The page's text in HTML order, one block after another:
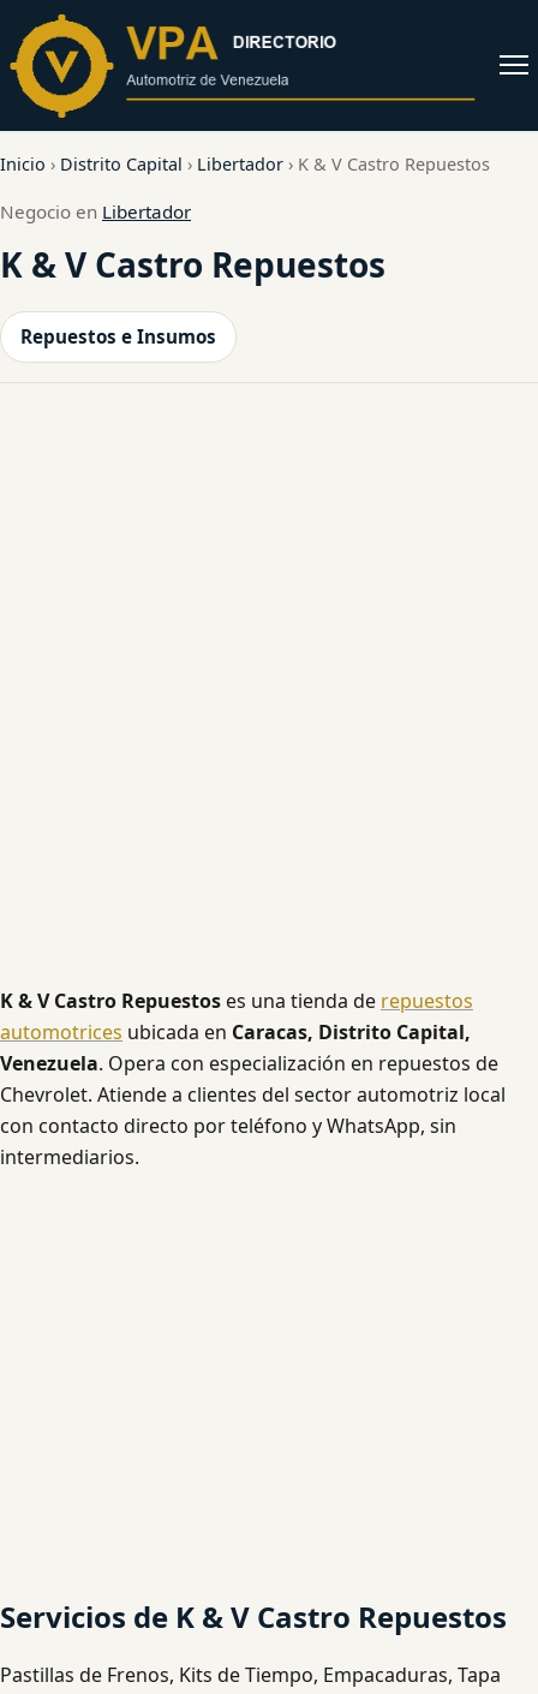
contenido
Abrir
Inicio › Distrito Capital › Libertador › K & V Castro Repuestos
Negocio en Libertador
K & V Castro Repuestos
Repuestos e Insumos
K & V Castro Repuestoses una tienda de repuestos
automotrices ubicada en Caracas, Distrito Capital,
Venezuela. Opera con especialización en repuestos de
Chevrolet. Atiende a clientes del sector automotriz local
con contacto directo por teléfono y WhatsApp, sin
intermediarios.
Servicios de K & V Castro Repuestos
Pastillas de Frenos, Kits de Tiempo, Empacaduras, Tapa